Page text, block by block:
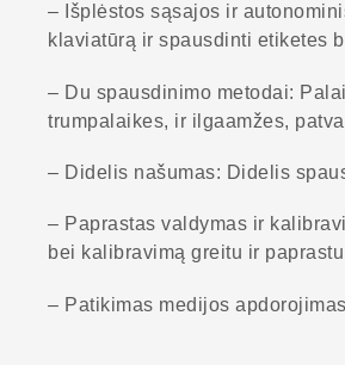
– Išplėstos sąsajos ir
klaviatūrą ir spausdinti etiketes
– Du spausdinimo metodai:
trumpalaikes, ir ilgaamžes,
– Didelis našumas: Didelis
– Paprastas valdymas ir
bei kalibravimą greitu ir
– Patikimas medijos